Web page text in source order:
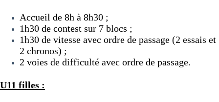
Accueil de 8h à 8h30 ;
1h30 de contest sur 7 blocs ;
1h30 de vitesse avec ordre de passage (2 essais et
2 chronos) ;
2 voies de difficulté avec ordre de passage.
U11 filles :